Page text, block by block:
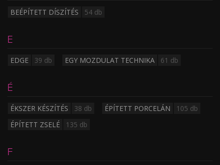
BEÉPÍTETT DÍSZÍTÉS 54 db
E
EDGE 39 db EGY MOZDULAT TECHNIKA 61 db
É
ÉKSZER KÉSZÍTÉS 38 db ÉPÍTETT PORCELÁN
105 db
ÉPÍTETT ZSELÉ
135 db
F